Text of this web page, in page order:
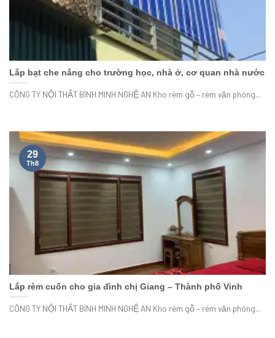
Lắp bạt che nắng cho trường học, nhà ở, cơ quan nhà nước
CÔNG TY NỘI THẤT BÌNH MINH NGHỆ AN Kho rèm gỗ – rèm văn phòng...
Lắp rèm cuốn cho gia đình chị Giang – Thành phố Vinh
CÔNG TY NỘI THẤT BÌNH MINH NGHỆ AN Kho rèm gỗ – rèm văn phòng...
29
Th8